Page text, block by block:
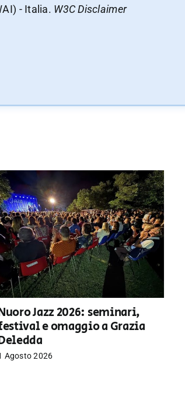
- Italia. W3C Disclaimer
Jazz 2026: seminari,
e omaggio a Grazia
Agosto 2026